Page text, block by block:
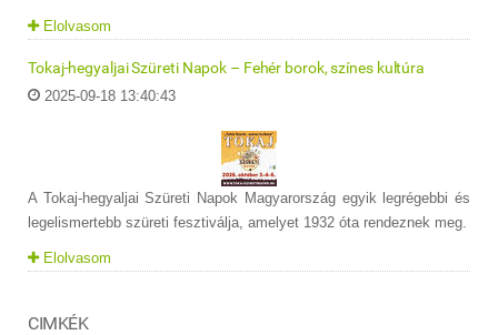
Elolvasom
Tokaj-hegyaljai Szüreti Napok – Fehér borok, színes kultúra
2025-09-18 13:40:43
A Tokaj-hegyaljai Szüreti Napok Magyarország egyik legrégebbi és
legelismertebb szüreti fesztiválja, amelyet 1932 óta rendeznek meg.
Elolvasom
CIMKÉK